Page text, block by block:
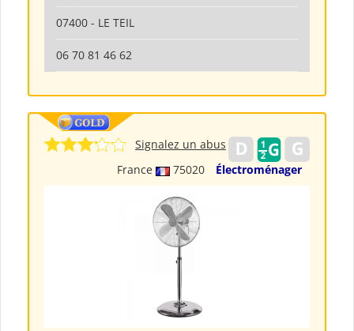
07400 - LE TEIL
06 70 81 46 62
France 75020 Électroménager
Signalez un abus